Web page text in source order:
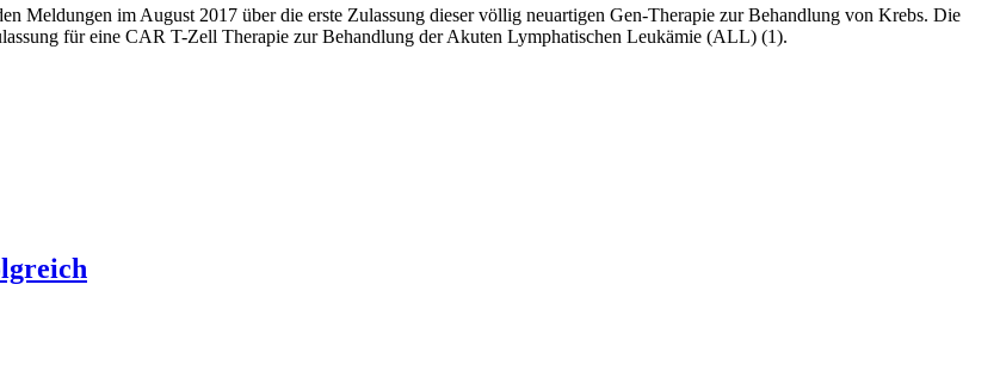
Meldungen im August 2017 über die erste Zulassung dieser völlig neuartigen Gen-Therapie zur Behandlung von Krebs. Die
für eine CAR T-Zell Therapie zur Behandlung der Akuten Lymphatischen Leukämie (ALL) (1).